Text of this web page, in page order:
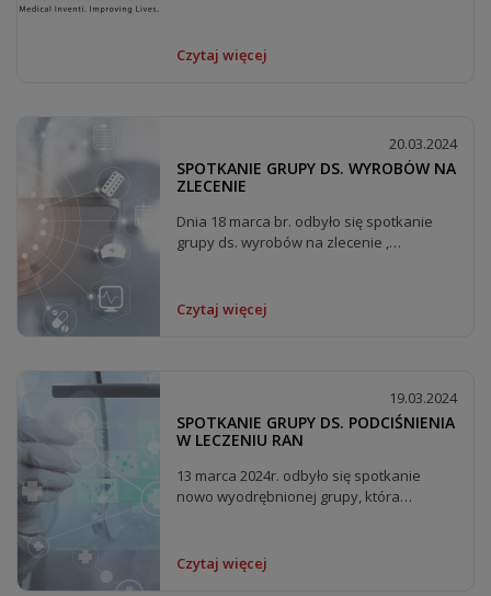
Czytaj więcej
20.03.2024
SPOTKANIE GRUPY DS. WYROBÓW NA
ZLECENIE
Dnia 18 marca br. odbyło się spotkanie
grupy ds. wyrobów na zlecenie ,
Czytaj więcej
19.03.2024
SPOTKANIE GRUPY DS. PODCIŚNIENIA
W LECZENIU RAN
13 marca 2024r. odbyło się spotkanie
nowo wyodrębnionej grupy, która
Czytaj więcej